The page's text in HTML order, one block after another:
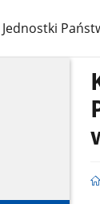
gov.pl
Jednostki